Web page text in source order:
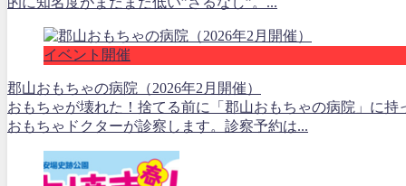
イベント開催
郡山おもちゃの病院（2026年2月開催）
おもちゃが壊れた！捨てる前に「郡山おもちゃの病院」に
おもちゃドクターが診察します。診察予約は...